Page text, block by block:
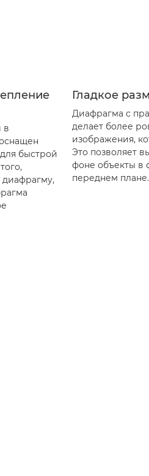
в
быстрой
диафрагму,
Гладкое
Диафрагма с
делает более
изображения,
Это позволяет
фоне объекты в
переднем плане.